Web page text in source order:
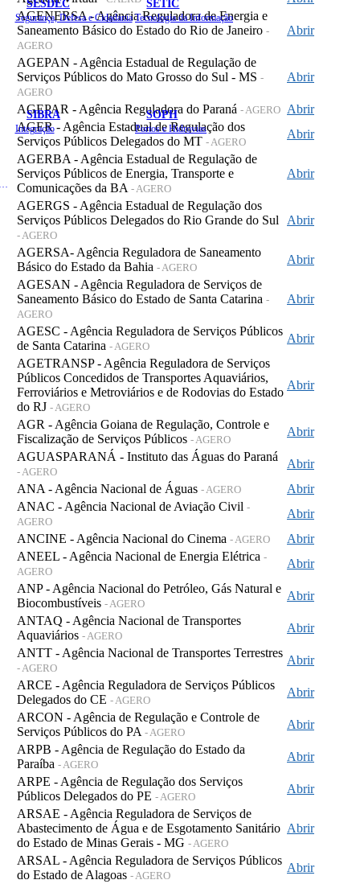
SESDEC
Segurança, Defesa e Cidadania
SETIC
Tecnologia da Informação
SIBRA
Integração
SOPH
Portos e Hidrovias
AGENERSA - Agência Reguladora de Energia e
Saneamento Básico do Estado do Rio de Janeiro -
AGERO
Abrir
AGEPAN - Agência Estadual de Regulação de
Serviços Públicos do Mato Grosso do Sul - MS -
AGERO
Abrir
AGEPAR - Agência Reguladora do Paraná - AGERO Abrir
AGER - Agência Estadual de Regulação dos
Serviços Públicos Delegados do MT - AGERO
Abrir
AGERBA - Agência Estadual de Regulação de
Serviços Públicos de Energia, Transporte e
Comunicações da BA - AGERO
Abrir
AGERGS - Agência Estadual de Regulação dos
Serviços Públicos Delegados do Rio Grande do Sul
- AGERO
Abrir
AGERSA- Agência Reguladora de Saneamento
Básico do Estado da Bahia - AGERO
Abrir
AGESAN - Agência Reguladora de Serviços de
Saneamento Básico do Estado de Santa Catarina -
AGERO
Abrir
AGESC - Agência Reguladora de Serviços Públicos
de Santa Catarina - AGERO
Abrir
AGETRANSP - Agência Reguladora de Serviços
Públicos Concedidos de Transportes Aquaviários,
Ferroviários e Metroviários e de Rodovias do Estado
do RJ - AGERO
Abrir
AGR - Agência Goiana de Regulação, Controle e
Fiscalização de Serviços Públicos - AGERO
Abrir
AGUASPARANÁ - Instituto das Águas do Paraná
- AGERO
Abrir
ANA - Agência Nacional de Águas - AGERO
Abrir
ANAC - Agência Nacional de Aviação Civil -
AGERO
Abrir
ANCINE - Agência Nacional do Cinema - AGERO
Abrir
ANEEL - Agência Nacional de Energia Elétrica -
AGERO
Abrir
ANP - Agência Nacional do Petróleo, Gás Natural e
Biocombustíveis - AGERO
Abrir
ANTAQ - Agência Nacional de Transportes
Aquaviários - AGERO
Abrir
ANTT - Agência Nacional de Transportes Terrestres
- AGERO
Abrir
ARCE - Agência Reguladora de Serviços Públicos
Delegados do CE - AGERO
Abrir
ARCON - Agência de Regulação e Controle de
Serviços Públicos do PA - AGERO
Abrir
ARPB - Agência de Regulação do Estado da
Paraíba - AGERO
Abrir
ARPE - Agência de Regulação dos Serviços
Públicos Delegados do PE - AGERO
Abrir
ARSAE - Agência Reguladora de Serviços de
Abastecimento de Água e de Esgotamento Sanitário
do Estado de Minas Gerais - MG - AGERO
Abrir
ARSAL - Agência Reguladora de Serviços Públicos
do Estado de Alagoas - AGERO
Abrir